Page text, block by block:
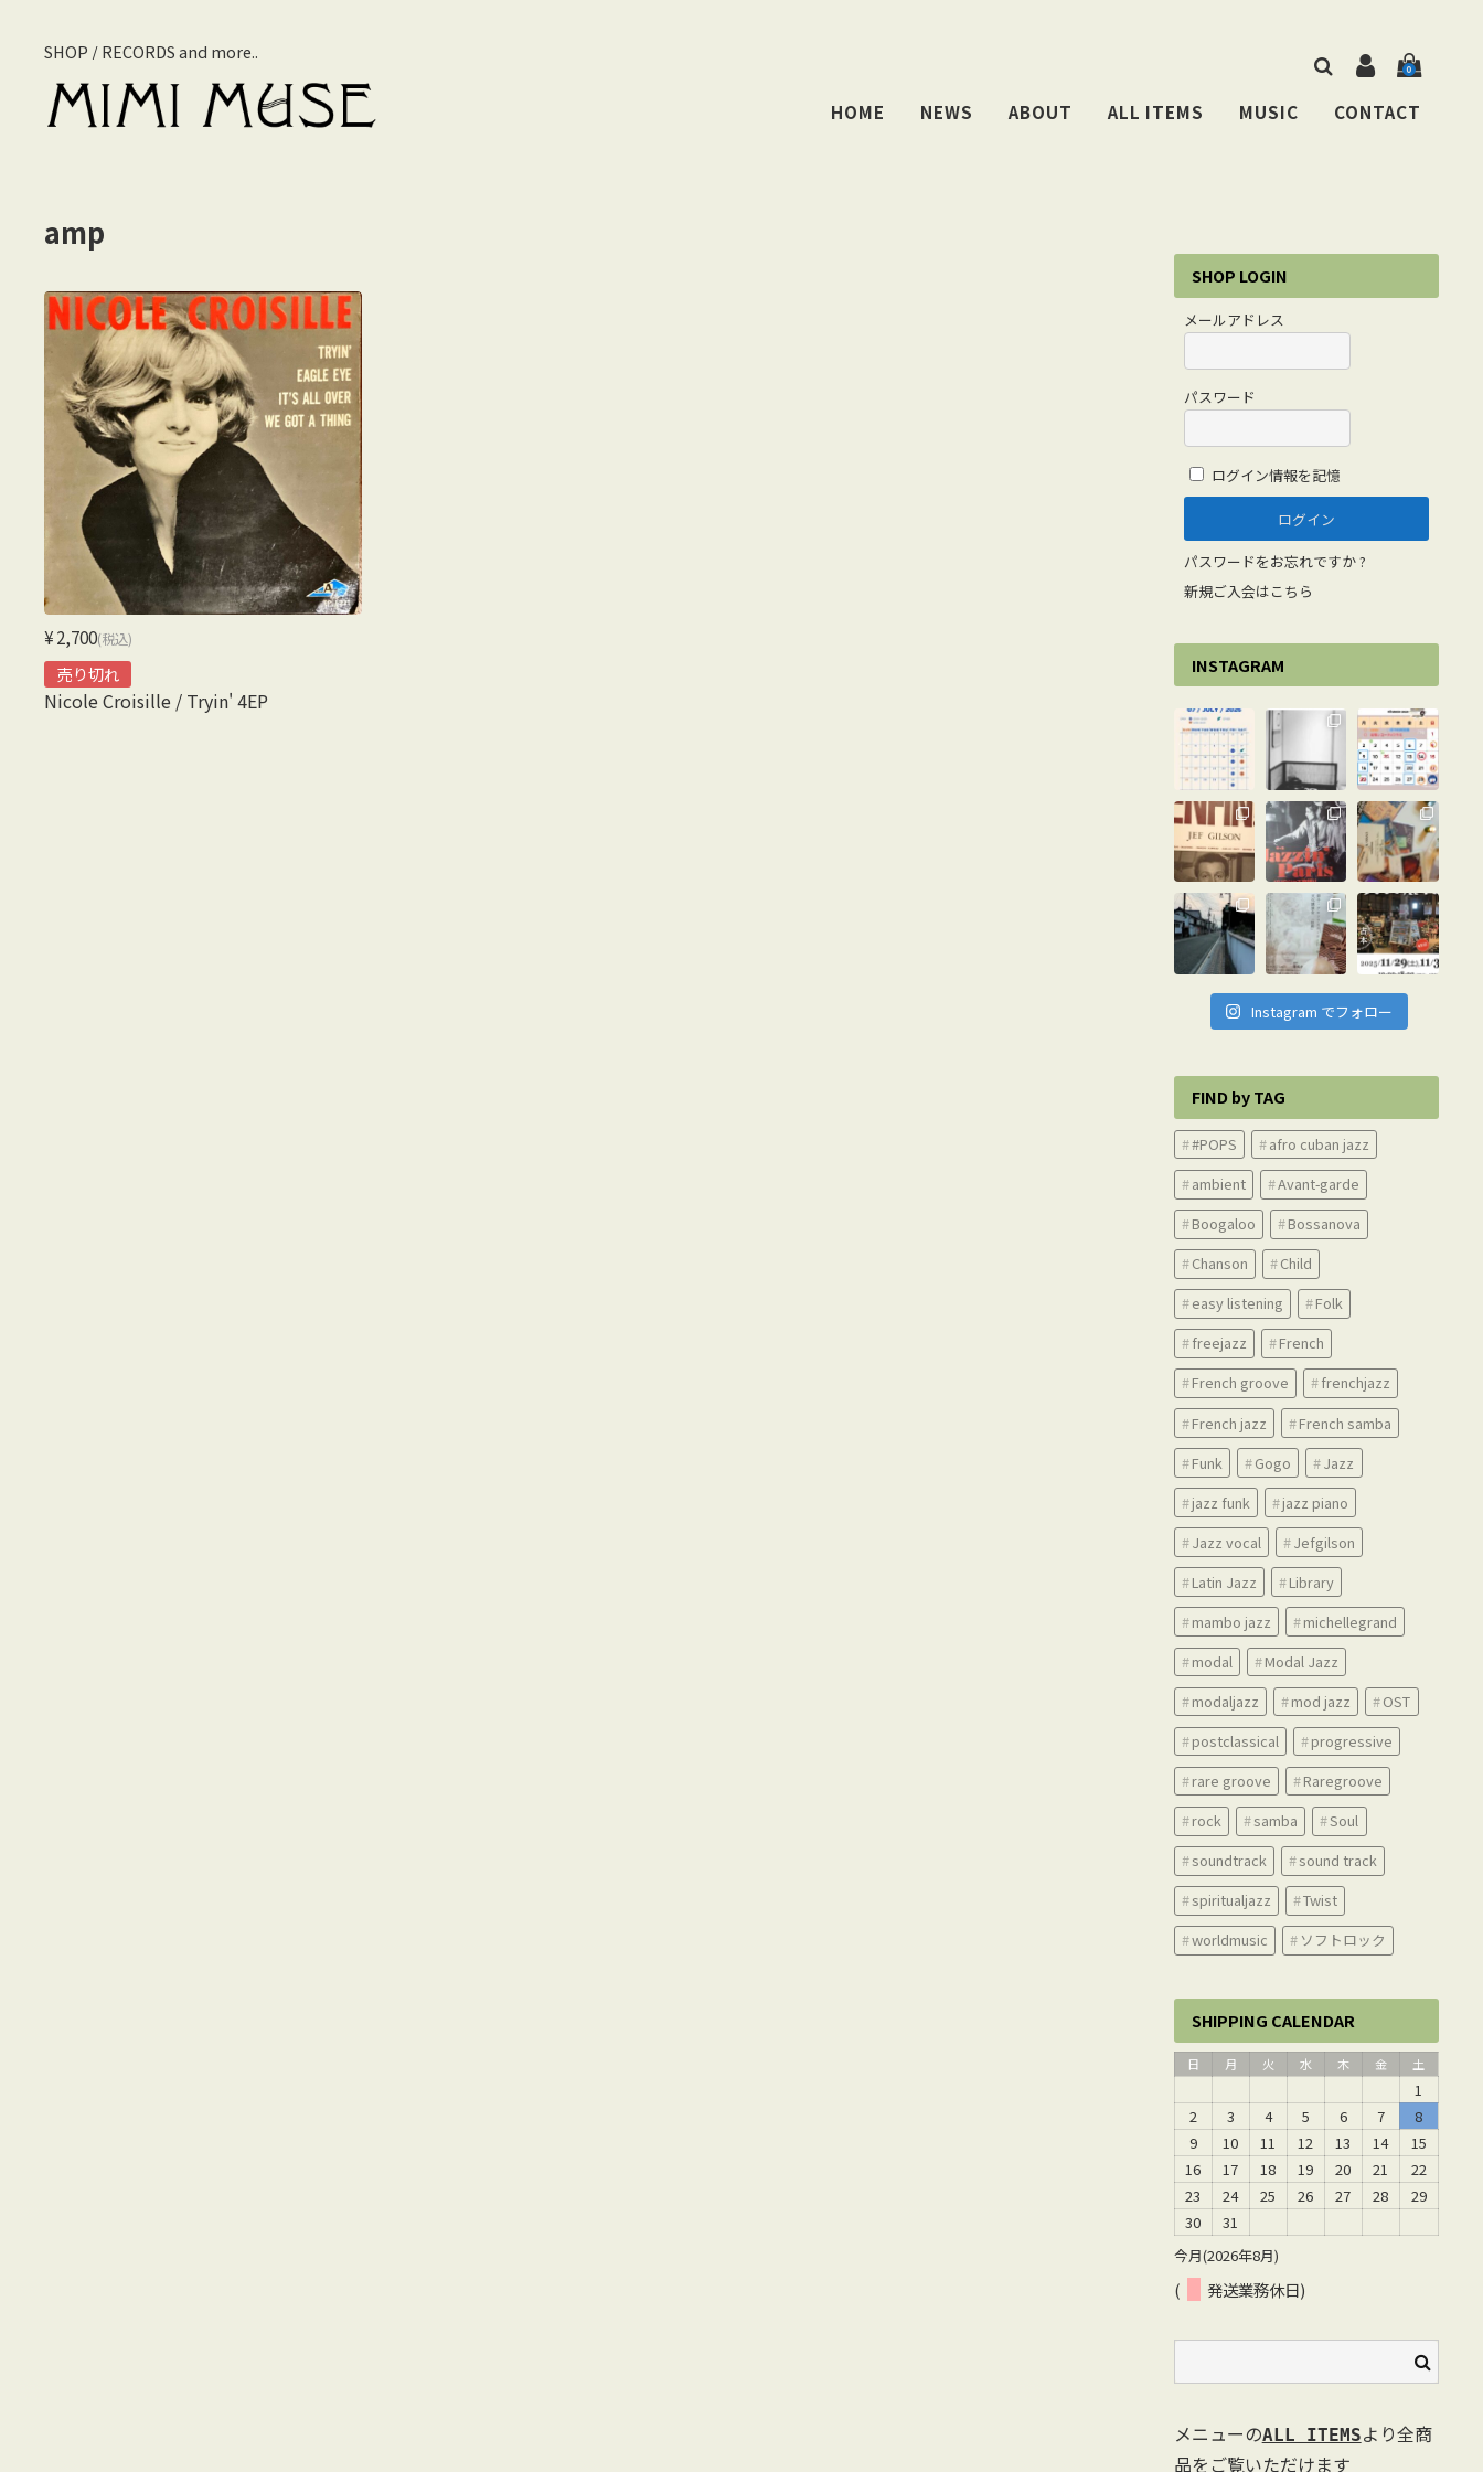
SHOP / RECORDS and more..
0
HOME NEWS ABOUT ALL ITEMS MUSIC CONTACT
amp
¥2,700(税込)
売り切れ
Nicole Croisille / Tryin' 4EP
SHOP LOGIN
メールアドレス
パスワード
ログイン情報を記憶
パスワードをお忘れですか ?
新規ご入会はこちら
INSTAGRAM
Instagram でフォロー
FIND by TAG
#POPS
afro cuban jazz
ambient
Avant-garde
Boogaloo
Bossanova
Chanson
Child
easy listening
Folk
freejazz
French
French groove
frenchjazz
French jazz
French samba
Funk
Gogo
Jazz
jazz funk
jazz piano
Jazz vocal
Jefgilson
Latin Jazz
Library
mambo jazz
michellegrand
modal
Modal Jazz
modaljazz
mod jazz
OST
postclassical
progressive
rare groove
Raregroove
rock
samba
Soul
soundtrack
sound track
spiritualjazz
Twist
worldmusic
ソフトロック
SHIPPING CALENDAR
今月(2026年8月)
日 月 火 水 木 金 土
1
2
3 4 5 6 7
8
9
10 11 12 13 14
15
16
17 18 19 20 21
22
23
24 25 26 27 28
29
30
31
( 発送業務休日)
メニューのALL ITEMSより全商
品をご覧いただけます